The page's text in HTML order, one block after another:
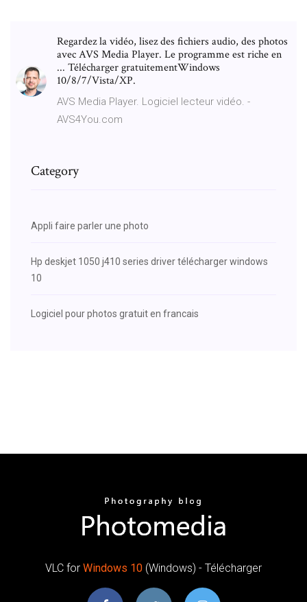
Regardez la vidéo, lisez des fichiers audio, des photos
avec AVS Media Player. Le programme est riche en
... Télécharger gratuitementWindows
10/8/7/Vista/XP.
AVS Media Player. Logiciel lecteur vidéo. -
AVS4You.com
Category
Appli faire parler une photo
Hp deskjet 1050 j410 series driver télécharger windows
10
Logiciel pour photos gratuit en francais
VLC for Windows 10 (Windows) - Télécharger